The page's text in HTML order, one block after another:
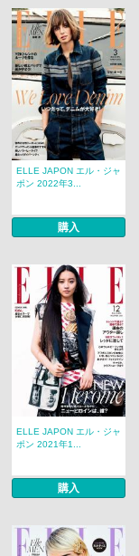
ELLE JAPON エル・ジャ
ポン 2022年3...
購入
ELLE JAPON エル・ジャ
ポン 2021年1...
購入